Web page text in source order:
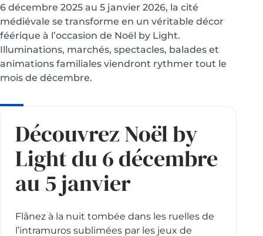
6 décembre 2025 au 5 janvier 2026, la cité
médiévale se transforme en un véritable décor
féérique à l’occasion de Noël by Light.
Illuminations, marchés, spectacles, balades et
animations familiales viendront rythmer tout le
mois de décembre.
Découvrez Noël by
Light du 6 décembre
au 5 janvier
Flânez à la nuit tombée dans les ruelles de
l’intramuros sublimées par les jeux de